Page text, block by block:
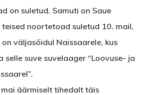
on suletud. Samuti on Saue
noortetoad suletud 10. mail,
väljasõidul Naissaarele, kus
selle suve suvelaager “Loovuse- ja
mai äärmiselt tihedalt täis